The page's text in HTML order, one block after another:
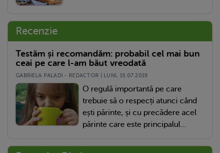
Recenzie
Testăm și recomandăm: probabil cel mai bun
ceai pe care l-am băut vreodată
GABRIELA PALADI - REDACTOR | LUNI, 15.07.2019
O regulă importantă pe care
trebuie să o respecți atunci când
ești părinte, și cu precădere acel
părinte care este principalul...